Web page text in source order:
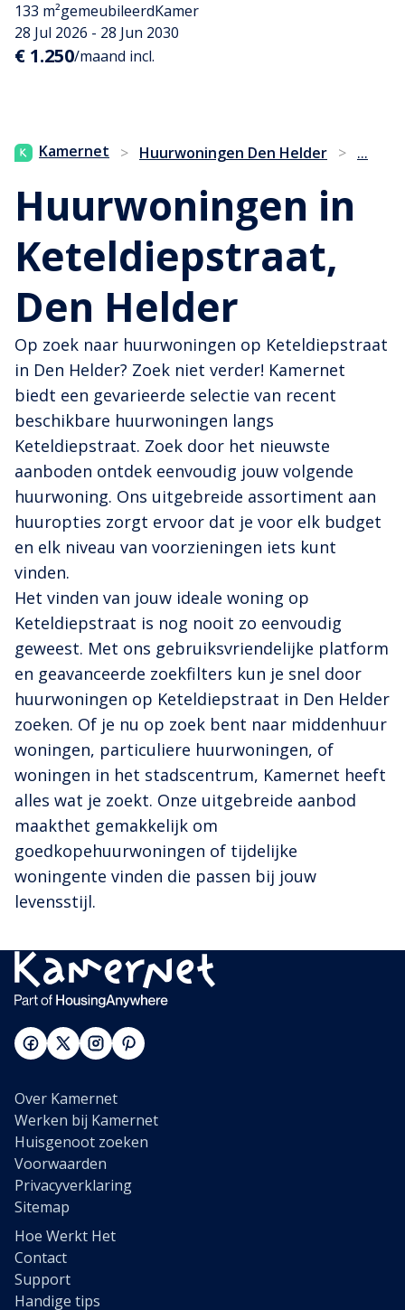
133 m²gemeubileerdKamer
28 Jul 2026 - 28 Jun 2030
€ 1.250/maand incl.
Kamernet > Huurwoningen Den Helder > ...
Huurwoningen in
Keteldiepstraat,
Den Helder
Op zoek naar huurwoningen op Keteldiepstraat
in Den Helder? Zoek niet verder! Kamernet
biedt een gevarieerde selectie van recent
beschikbare huurwoningen langs
Keteldiepstraat. Zoek door het nieuwste
aanboden ontdek eenvoudig jouw volgende
huurwoning. Ons uitgebreide assortiment aan
huuropties zorgt ervoor dat je voor elk budget
en elk niveau van voorzieningen iets kunt
vinden.
Het vinden van jouw ideale woning op
Keteldiepstraat is nog nooit zo eenvoudig
geweest. Met ons gebruiksvriendelijke platform
en geavanceerde zoekfilters kun je snel door
huurwoningen op Keteldiepstraat in Den Helder
zoeken. Of je nu op zoek bent naar middenhuur
woningen, particuliere huurwoningen, of
woningen in het stadscentrum, Kamernet heeft
alles wat je zoekt. Onze uitgebreide aanbod
maakthet gemakkelijk om
goedkopehuurwoningen of tijdelijke
woningente vinden die passen bij jouw
levensstijl.
Over Kamernet
Werken bij Kamernet
Huisgenoot zoeken
Voorwaarden
Privacyverklaring
Sitemap
Hoe Werkt Het
Contact
Support
Handige tips